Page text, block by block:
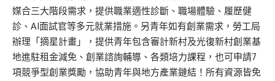
媒合三大階段需求，提供職業適性診斷、職場體驗、履歷健
診、AI面試官等多元就業措施。另青年如有創業需求，勞工局
辦理「摘星計畫」，提供青年包含審計新村及光復新村創業基
地進駐租金減免、創業諮詢輔導、各類培力課程，也可申請7
項競爭型創業獎勵，協助青年與地方產業鏈結！所有資源皆免